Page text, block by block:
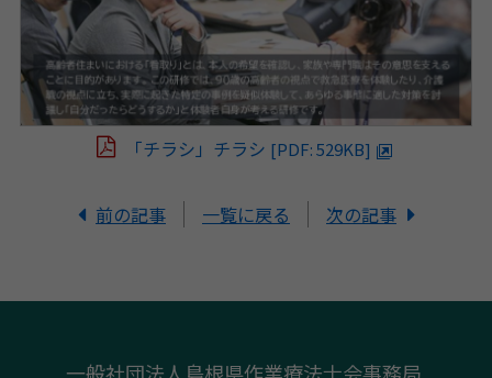
「チラシ」チラシ [PDF: 529KB]
前の記事 一覧に戻る 次の記事